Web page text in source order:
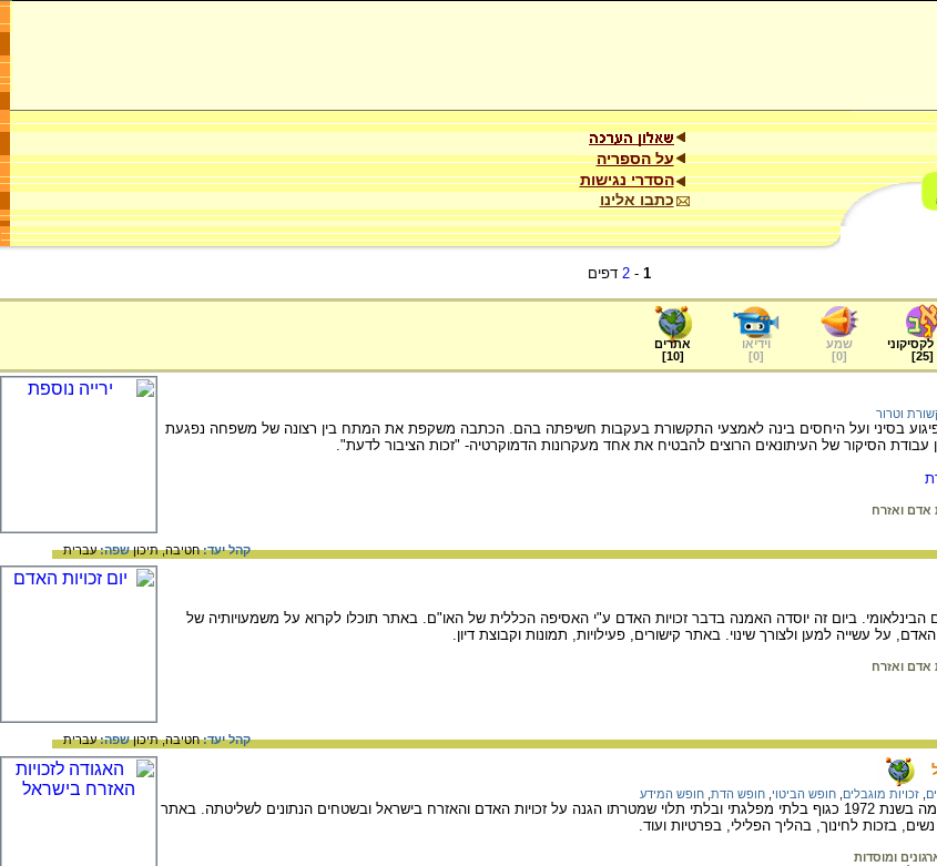
על הספריה
הסדרי נגישות
כתבו אלינו
1
-
2 דפים
[
25
]
שמע
[
0
]
וידיאו
[
0
]
אתרים
[
10
]
וטרור
בסיני ועל היחסים בינה לאמצעי התקשורת בעקבות חשיפתה בהם. הכתבה משקפת את המתח בין רצונה של משפחה נפגעת
עבודת הסיקור של העיתונאים הרוצים להבטיח את אחד מעקרונות הדמוקרטיה- "זכות הציבור לדעת".
אדם ואזרח
קהל יעד:חטיבה,תיכוןשפה:עברית
האדם הבינלאומי. ביום זה יוסדה האמנה בדבר זכויות האדם ע"י האסיפה הכללית של האו"ם. באתר תוכלו לקרוא על משמעויותיה של
על עשייה למען ולצורך שינוי. באתר קישורים, פעילויות, תמונות וקבוצת דיון.
אדם ואזרח
קהל יעד:חטיבה,תיכוןשפה:עברית
זכויות מוגבלים חופש הביטוי חופש הדת חופש המידע
האגודה לזכויות האזרח בישראל הוקמה בשנת 1972 כגוף בלתי מפלגתי ובלתי תלוי שמטרתו הגנה על זכויות האדם והאזרח בישראל ובשטחים הנתונים לשליטתה. באתר
בזכות לחינוך, בהליך הפלילי, בפרטיות ועוד.
ומוסדות